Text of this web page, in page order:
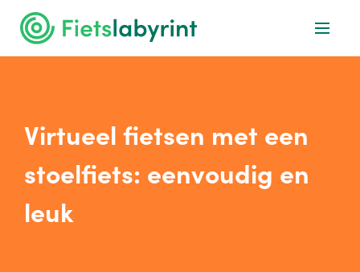
Virtueel fietsen met een
stoelfiets: eenvoudig en
leuk